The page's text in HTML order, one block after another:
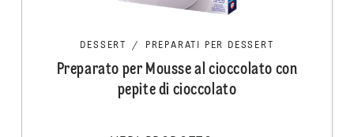
DESSERT / PREPARATI PER DESSERT
Preparato per Mousse al cioccolato con
pepite di cioccolato